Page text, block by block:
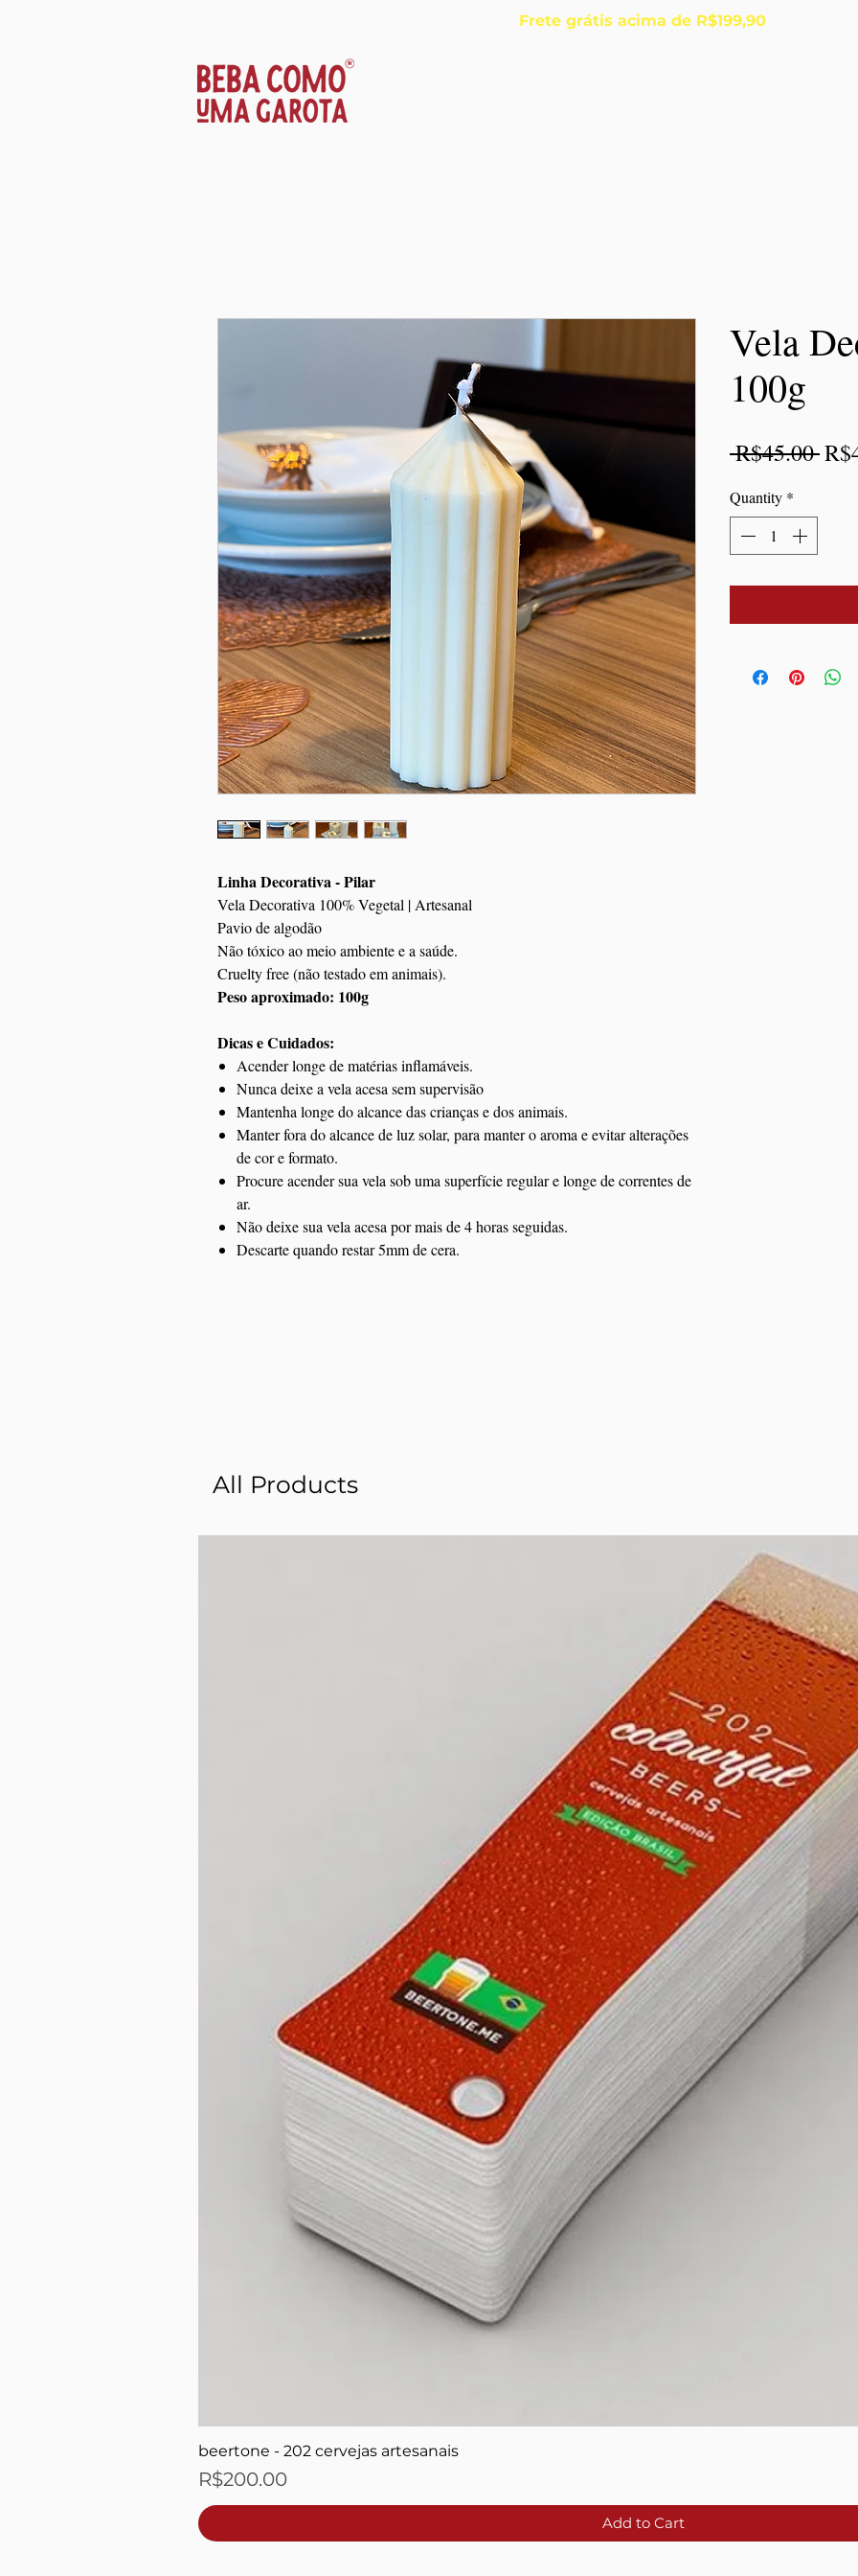
Frete grátis acima de R$199,90
Linha Decorativa - Pilar
Vela Decorativa 100% Vegetal | Artesanal
Pavio de algodão
Não tóxico ao meio ambiente e a saúde.
Cruelty free (não testado em animais).
Peso aproximado: 100g
Dicas e Cuidados:
Acender longe de matérias inflamáveis.
Nunca deixe a vela acesa sem supervisão
Mantenha longe do alcance das crianças e dos animais.
Manter fora do alcance de luz solar, para manter o aroma e evitar alterações
de cor e formato.
Procure acender sua vela sob uma superfície regular e longe de correntes de
ar.
Não deixe sua vela acesa por mais de 4 horas seguidas.
Descarte quando restar 5mm de cera.
Vela
100g
R$45.00
Quantity *
All Products
beertone - 202 cervejas artesanais
Price
R$200.00
Add to Cart